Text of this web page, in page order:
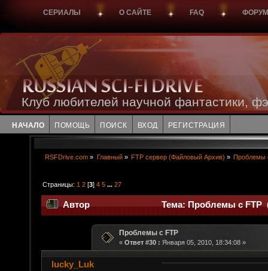
СЕРИАЛЫ О САЙТЕ FAQ ФОРУМ
Клуб любителей научной фантастики,
НАЧАЛО ПОМОЩЬ ПОИСК ВХОД РЕГИСТРАЦИЯ
RSFDrive.com » Главный» FTP сервер (Файловый Архив) » Проблемы
Страницы:1 2 [3]4 5 ...27
Автор Тема: Проблемы с FTP
Проблемы с FTP
« Ответ #30 : Января 05, 2010, 18:34:08 »
lucky_Luk